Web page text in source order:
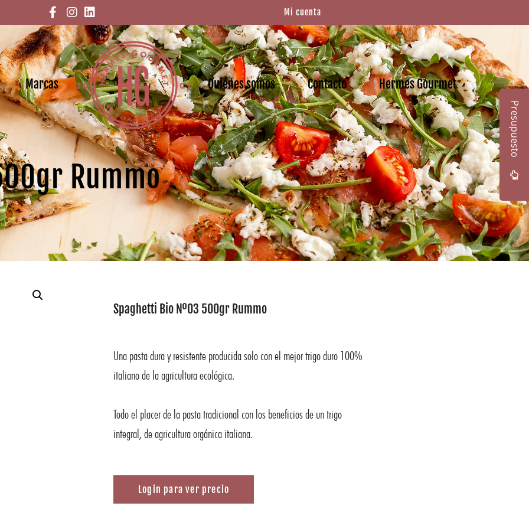
Mi cuenta
Marcas Quiénes somos Contacto Hermes Gourmet
Rummo
Spaghetti Bio Nº03 500gr Rummo
Una pasta dura y resistente producida solo con el mejor trigo duro 100%
italiano de la agricultura ecológica.
Todo el placer de la pasta tradicional con los beneficios de un trigo
integral, de agricultura orgánica italiana.
Login para ver precio
Presupuesto